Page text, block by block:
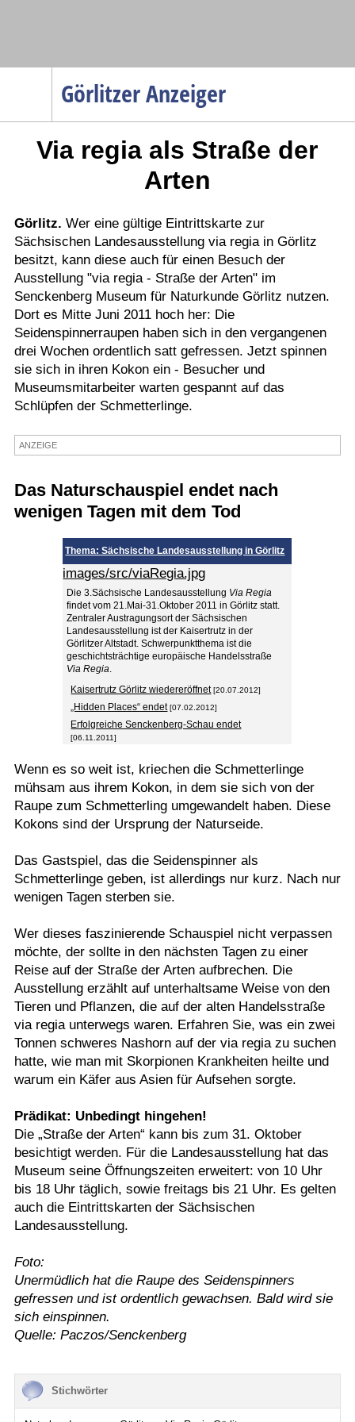
Görlitzer Anzeiger
Menüpunkte
Politik
Wirtschaft
Service
Verkehr
Gesundheit
Kultur
Sport
Kostenlos
Via regia als Straße der
Arten
Görlitz. Wer eine gültige Eintrittskarte zur
Sächsischen Landesausstellung via regia in Görlitz
besitzt, kann diese auch für einen Besuch der
Ausstellung "via regia - Straße der Arten" im
Senckenberg Museum für Naturkunde Görlitz nutzen.
Dort es Mitte Juni 2011 hoch her: Die
Seidenspinnerraupen haben sich in den vergangenen
drei Wochen ordentlich satt gefressen. Jetzt spinnen
sie sich in ihren Kokon ein - Besucher und
Museumsmitarbeiter warten gespannt auf das
Schlüpfen der Schmetterlinge.
ANZEIGE
Das Naturschauspiel endet nach
wenigen Tagen mit dem Tod
Thema: Sächsische Landesausstellung in Görlitz
images/src/viaRegia.jpg
Die 3.Sächsische Landesausstellung Via Regia
findet vom 21.Mai-31.Oktober 2011 in Görlitz statt.
Zentraler Austragungsort der Sächsischen
Landesausstellung ist der Kaisertrutz in der
Görlitzer Altstadt. Schwerpunktthema ist die
geschichtsträchtige europäische Handelsstraße
Via Regia.
Kaisertrutz Görlitz wiedereröffnet [20.07.2012]
„Hidden Places“ endet [07.02.2012]
Erfolgreiche Senckenberg-Schau endet
[06.11.2011]
Wenn es so weit ist, kriechen die Schmetterlinge
mühsam aus ihrem Kokon, in dem sie sich von der
Raupe zum Schmetterling umgewandelt haben. Diese
Kokons sind der Ursprung der Naturseide.
Das Gastspiel, das die Seidenspinner als
Schmetterlinge geben, ist allerdings nur kurz. Nach nur
wenigen Tagen sterben sie.
Wer dieses faszinierende Schauspiel nicht verpassen
möchte, der sollte in den nächsten Tagen zu einer
Reise auf der Straße der Arten aufbrechen. Die
Ausstellung erzählt auf unterhaltsame Weise von den
Tieren und Pflanzen, die auf der alten Handelsstraße
via regia unterwegs waren. Erfahren Sie, was ein zwei
Tonnen schweres Nashorn auf der via regia zu suchen
hatte, wie man mit Skorpionen Krankheiten heilte und
warum ein Käfer aus Asien für Aufsehen sorgte.
Prädikat: Unbedingt hingehen!
Die „Straße der Arten“ kann bis zum 31. Oktober
besichtigt werden. Für die Landesausstellung hat das
Museum seine Öffnungszeiten erweitert: von 10 Uhr
bis 18 Uhr täglich, sowie freitags bis 21 Uhr. Es gelten
auch die Eintrittskarten der Sächsischen
Landesausstellung.
Foto:
Unermüdlich hat die Raupe des Seidenspinners
gefressen und ist ordentlich gewachsen. Bald wird sie
sich einspinnen.
Quelle: Paczos/Senckenberg
Stichwörter